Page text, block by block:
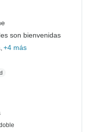
son bienvenidas
+4 más